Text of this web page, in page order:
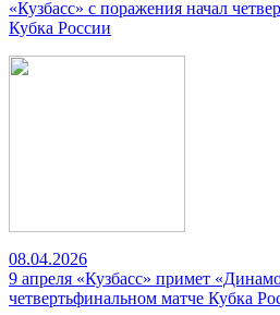
«Кузбасс» с поражения начал
Кубка России
08.04.2026
9 апреля «Кузбасс» примет
четвертьфинальном матче Кубка